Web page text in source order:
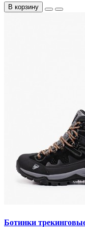
В корзину
Ботинки